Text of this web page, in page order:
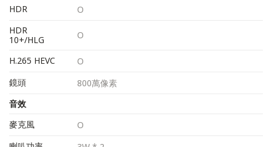
HDR
O
HDR
10+/HLG
O
H.265 HEVC
O
鏡頭
800萬像素
音效
麥克風
O